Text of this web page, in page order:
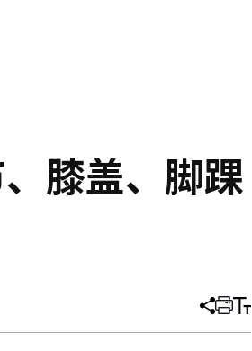
膝盖、脚踝
分
文
打 调
大